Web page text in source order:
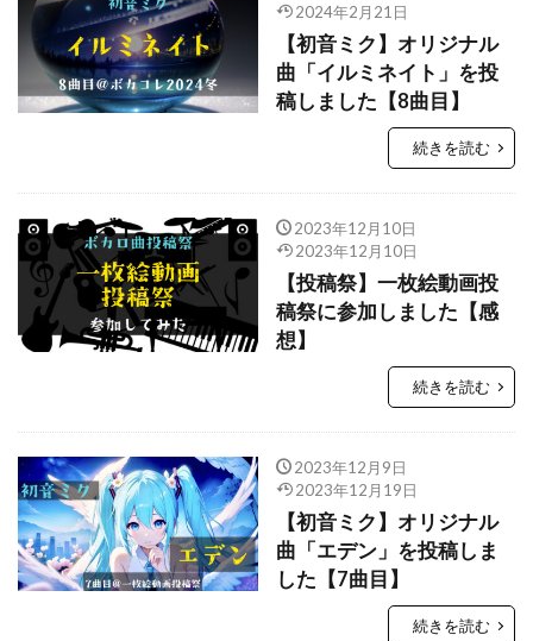
2024年2月21日
【初音ミク】オリジナル
曲「イルミネイト」を投
稿しました【8曲目】
続きを読む
2023年12月10日
2023年12月10日
【投稿祭】一枚絵動画投
稿祭に参加しました【感
想】
続きを読む
2023年12月9日
2023年12月19日
【初音ミク】オリジナル
曲「エデン」を投稿しま
した【7曲目】
続きを読む